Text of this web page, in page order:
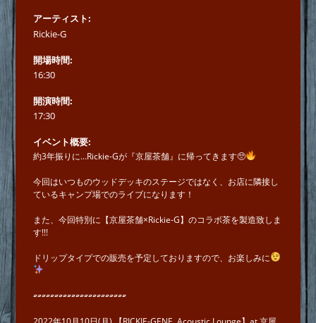
アーティスト
Rickie-G
開場時間
16:30
開演時間
17:30
イベント概要
約3年振りに…Rickie-Gが『京屋茶舗』に帰ってきます🥺
今回はいつものウッドデッキのステージではなく、お店に隣接し
ているキャンプ場でのライブになります！
また、今回特別に【京屋茶舗×Rickie-G】のコラボ茶を製造致しま
す!!!
ドリップタイプでの販売を予定しておりますので、お楽しみに
▱▱▱▱▱▱▱▱▱▱▱▱▱▱▱▱▱▱▱▱▱▱